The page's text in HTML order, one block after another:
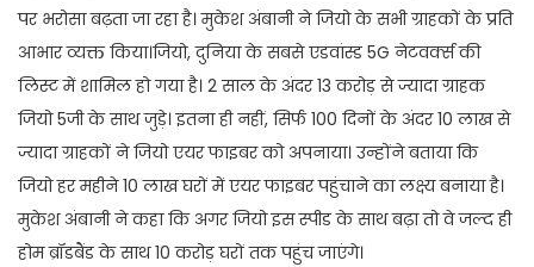
पर भरोसा बढ़ता जा रहा है। मुकेश अंबानी ने जियो के सभी ग्राहकों के प्रति
आभार व्यक्त किया।जियो, दुनिया के सबसे एडवांस्ड 5G नेटवर्क्स की
लिस्ट में शामिल हो गया है। 2 साल के अंदर 13 करोड़ से ज्यादा ग्राहक
जियो 5जी के साथ जुड़े। इतना ही नहीं, सिर्फ 100 दिनों के अंदर 10 लाख से
ज्यादा ग्राहकों ने जियो एयर फाइबर को अपनाया। उन्होंने बताया कि
जियो हर महीने 10 लाख घरों में एयर फाइबर पहुंचाने का लक्ष्य बनाया है।
मुकेश अंबानी ने कहा कि अगर जियो इस स्पीड के साथ बढ़ा तो वे जल्द ही
होम ब्रॉडबैंड के साथ 10 करोड़ घरों तक पहुंच जाएंगे।